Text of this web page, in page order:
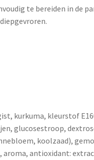
te bereiden in de
kurkuma, kleurstof
glucosestroop,
koolzaad),
aroma, antioxidant: